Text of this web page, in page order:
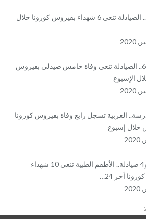
66 شهيد.. الصيادلة تنعي 6 شهداء بفيروس كورونا خلال
الشهيد 65.. الصيادلة تنعي وفاة خامس صيدلى بفيروس
الإسبوع
الغربية تسجل رابع وفاة بفيروس كورونا
خلال إسبوع
6 أطباء و4 صيادلة.. الأطقم الطبية تنعي 10 شهداء
أخر 24…